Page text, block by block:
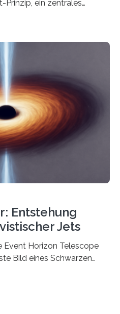
Prinzip, ein zentrales
gilt, deren physikalische
Das
Advances veröffentlichte
sciadv.adw8462)
Dampfturbinen sind
wandeln thermische
um – oder anders
In
ist es in den…
Entstehung
Jets
Event Horizon Telescope
Bild eines Schwarzen
einen seltsamen